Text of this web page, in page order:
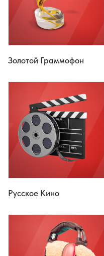
Золотой Граммофон
Русское Кино